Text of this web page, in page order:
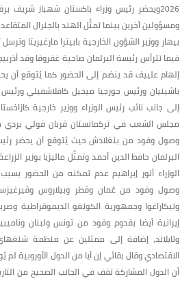
2026ويحضر رئيس وزراء باكستان شهباز شريف
ومسؤولين آخرين بينما تمثَّل الهند بالجنرال
بيهار ووزير الشؤون الخارجية بابيترا مارغيريتا
فيما تترأس رئيسة البرلمان صاحبة غفروفا وفد
إلهام علييف قد ينضم إلى الحضور كما يُتوقع أن
باشينيان ورئيس جورجيا ميخيل كافلاشفيلي
إلى جانب نائب رئيس الوزراء ووزير خارجية
مجلس الشعب في تركمانستان قربان قولي بردي
وصول وفود من بنغلادش حيث يُتوقع أن يحضر
البرلمان حافظ الدين أحمد وتمثَّل ماليزيا بوزير
الوزراء أنور إبراهيم عدم تمكنه من الحضور
وصول وفود من عُمان وقطر وبيلاروس
ونيكاراغوا وجمهورية الكونغو الديموقراطية
إيرانية أيضا بقدوم وفود من تونس ولبنان
وتايلاند، إضافة إلى ممثلين عن منظمة
الاقتصادي وقال بقائي إن أيا من الدول الأوروبية
أن الدول المشاركة تقف في الجانب الصحيح من